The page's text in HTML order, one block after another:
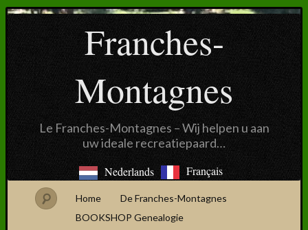
Franches-
Montagnes
Le Franches-Montagnes – Wij helpen u aan
uw ideale recreatiepaard…
Nederlands Français
Home
De Franches-Montagnes
BOOKSHOP Genealogie